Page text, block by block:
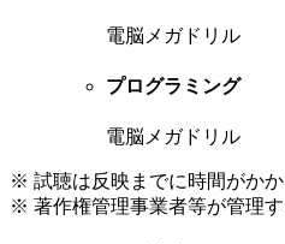
電脳メガドリル
プログラミング
電脳メガドリル
※ 試聴は反映までに時間がかか
※ 著作権管理事業者等が管理す